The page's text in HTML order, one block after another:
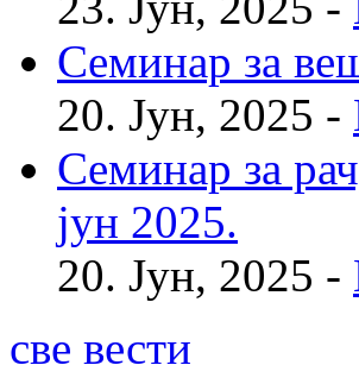
Семинар за
20. Јун, 2025 -
Семинар за
јун 2025.
20. Јун, 2025 -
све вести